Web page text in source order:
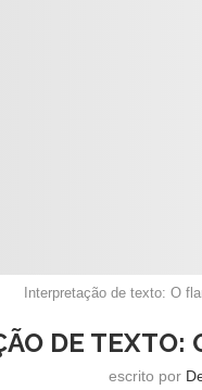
Interpretação de texto: O
DE
escrito por